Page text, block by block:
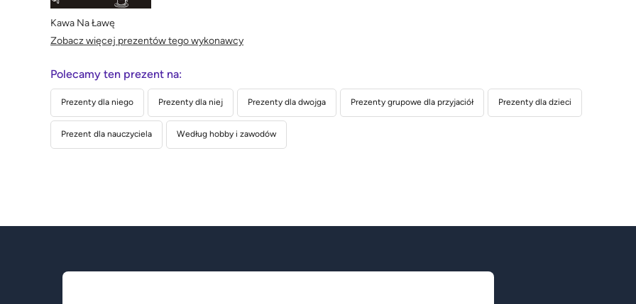
Kawa Na Ławę
Zobacz więcej prezentów tego wykonawcy
Polecamy ten prezent na:
Prezenty dla niego Prezenty dla niej Prezenty dla dwojga Prezenty grupowe dla przyjaciół Prezenty dla dzieci
Prezent dla nauczyciela Według hobby i zawodów